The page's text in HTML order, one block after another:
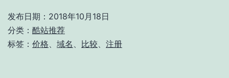
发布日期： 2018年10月18日
分类： 酷站推荐
标签： 价格 域名 比较 注册